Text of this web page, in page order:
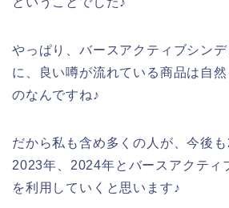
やっぱり、バースアクティブシン
に、良い噂が流れている商品は自
のなんですね♪
だから私も含め多くの人が、今後
2023年、2024年とバースアクティ
を利用していくと思います♪